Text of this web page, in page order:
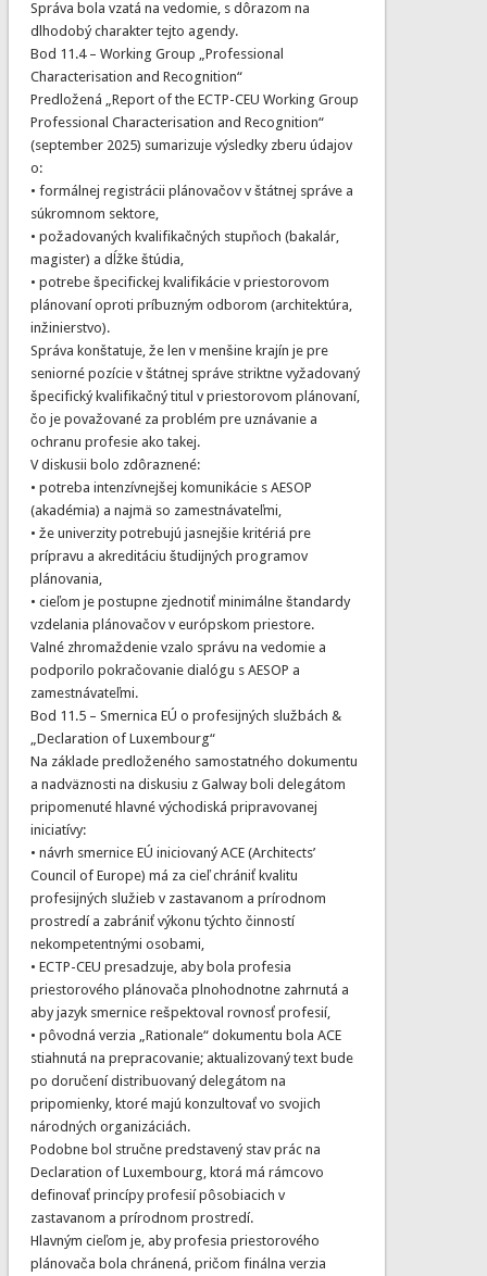
Správa bola vzatá na vedomie, s dôrazom na
dlhodobý charakter tejto agendy.
Bod 11.4 – Working Group „Professional
Characterisation and Recognition“
Predložená „Report of the ECTP-CEU Working Group
Professional Characterisation and Recognition“
(september 2025) sumarizuje výsledky zberu údajov
o:
• formálnej registrácii plánovačov v štátnej správe a
súkromnom sektore,
• požadovaných kvalifikačných stupňoch (bakalár,
magister) a dĺžke štúdia,
• potrebe špecifickej kvalifikácie v priestorovom
plánovaní oproti príbuzným odborom (architektúra,
inžinierstvo).
Správa konštatuje, že len v menšine krajín je pre
seniorné pozície v štátnej správe striktne vyžadovaný
špecifický kvalifikačný titul v priestorovom plánovaní,
čo je považované za problém pre uznávanie a
ochranu profesie ako takej.
V diskusii bolo zdôraznené:
• potreba intenzívnejšej komunikácie s AESOP
(akadémia) a najmä so zamestnávateľmi,
• že univerzity potrebujú jasnejšie kritériá pre
prípravu a akreditáciu študijných programov
plánovania,
• cieľom je postupne zjednotiť minimálne štandardy
vzdelania plánovačov v európskom priestore.
Valné zhromaždenie vzalo správu na vedomie a
podporilo pokračovanie dialógu s AESOP a
zamestnávateľmi.
Bod 11.5 – Smernica EÚ o profesijných službách &
„Declaration of Luxembourg“
Na základe predloženého samostatného dokumentu
a nadväznosti na diskusiu z Galway boli delegátom
pripomenuté hlavné východiská pripravovanej
iniciatívy:
• návrh smernice EÚ iniciovaný ACE (Architects’
Council of Europe) má za cieľ chrániť kvalitu
profesijných služieb v zastavanom a prírodnom
prostredí a zabrániť výkonu týchto činností
nekompetentnými osobami,
• ECTP-CEU presadzuje, aby bola profesia
priestorového plánovača plnohodnotne zahrnutá a
aby jazyk smernice rešpektoval rovnosť profesií,
• pôvodná verzia „Rationale“ dokumentu bola ACE
stiahnutá na prepracovanie; aktualizovaný text bude
po doručení distribuovaný delegátom na
pripomienky, ktoré majú konzultovať vo svojich
národných organizáciách.
Podobne bol stručne predstavený stav prác na
Declaration of Luxembourg, ktorá má rámcovo
definovať princípy profesií pôsobiacich v
zastavanom a prírodnom prostredí.
Hlavným cieľom je, aby profesia priestorového
plánovača bola chránená, pričom finálna verzia